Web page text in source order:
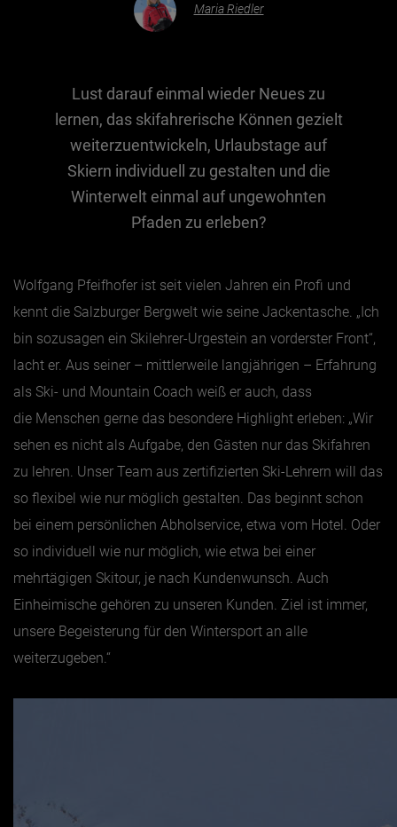
Essen & Trinken
Outdoor & Sport
Lifestyle
Hotel & Reise
Archiv
BEITRÄGE NACH MONAT
April
Mai
Juni
Juli
August
Dezember
Maria Riedler
Lust darauf einmal wieder Neues zu
lernen, das skifahrerische Können gezielt
weiterzuentwickeln, Urlaubstage auf
Skiern individuell zu gestalten und die
Winterwelt einmal auf ungewohnten
Pfaden zu erleben?
Wolfgang Pfeifhofer ist seit vielen Jahren ein Profi und
kennt die Salzburger Bergwelt wie seine Jackentasche. „Ich
bin sozusagen ein Skilehrer-Urgestein an vorderster Front“,
lacht er. Aus seiner – mittlerweile langjährigen – Erfahrung
als Ski- und Mountain Coach weiß er auch, dass
die Menschen gerne das besondere Highlight erleben: „Wir
sehen es nicht als Aufgabe, den Gästen nur das Skifahren
zu lehren. Unser Team aus zertifizierten Ski-Lehrern will das
so flexibel wie nur möglich gestalten. Das beginnt schon
bei einem persönlichen Abholservice, etwa vom Hotel. Oder
so individuell wie nur möglich, wie etwa bei einer
mehrtägigen Skitour, je nach Kundenwunsch. Auch
Einheimische gehören zu unseren Kunden. Ziel ist immer,
unsere Begeisterung für den Wintersport an alle
weiterzugeben.“